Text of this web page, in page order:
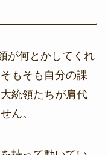
が何とかしてくれ
もそも自分の課
統領たちが肩代
ん。